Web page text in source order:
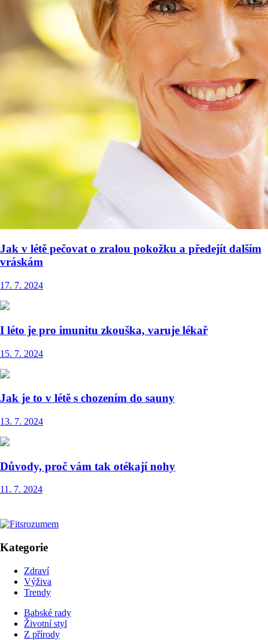
Jak v létě pečovat o zralou pokožku a předejít dalším
vráskám
17. 7. 2024
I léto je pro imunitu zkouška, varuje lékař
15. 7. 2024
Jak je to v létě s chozením do sauny
13. 7. 2024
Důvody, proč vám tak otékají nohy
11. 7. 2024
Kategorie
Zdraví
Výživa
Trendy
Babské rady
Životní styl
Z přírody